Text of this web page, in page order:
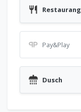
Restaurang
Pay&Play
Dusch